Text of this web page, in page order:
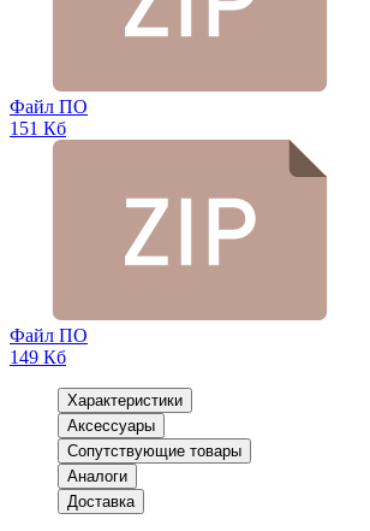
Файл ПО
151 Кб
Файл ПО
149 Кб
Характеристики
Аксессуары
Сопутствующие товары
Аналоги
Доставка